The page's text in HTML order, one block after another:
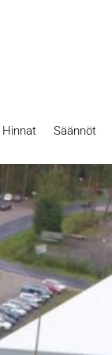
Hinnat Säännöt